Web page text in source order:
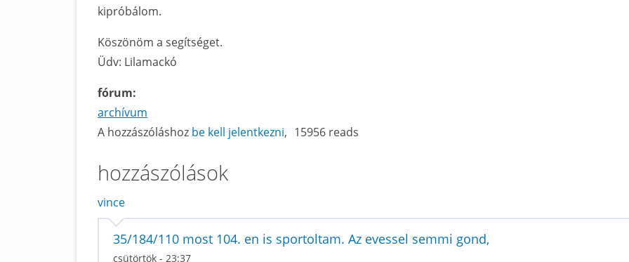
kipróbálom.
Köszönöm a segítséget.
Üdv: Lilamackó
fórum:
archívum
A hozzászóláshoz be kell jelentkezni 15956 reads
hozzászólások
vince
35/184/110 most 104. en is sportoltam. Az evessel semmi gond,
csütörtök - 23:37